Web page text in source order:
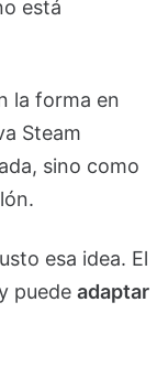
está
la forma en
Steam
sino como
esa idea. El
puede adaptar